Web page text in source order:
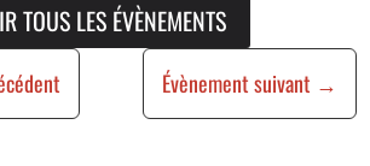
TOUS LES ÉVÈNEMENTS
Évènement suivant →